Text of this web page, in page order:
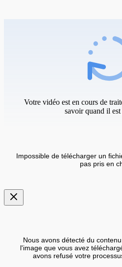
Votre vidéo est en cours de
savoir quand il
Impossible de télécharger un
pas pris en
Nous avons détecté du
l'image que vous avez
avons refusé votre